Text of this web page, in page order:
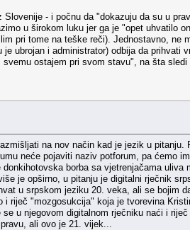
- i počnu da "dokazuju da su u
u širokom luku jer ga je "opet uhvatilo
pri tome na teške reči). Jednostavno, ne
ubrojan i administrator) odbija da
ostajem pri svom stavu", na šta
na nov način kad je jezik u
neće pojaviti naziv potforum, pa ćemo
borba sa vjetrenjačama
je opširno, u pitanju je digitalni rječnik
u srpskom jeziku 20. veka, ali se bojim
riječ "mozgosukcija" koja je tvorevina
u njegovom digitalnom rječniku naći i
ali ovo je 21. vijek...